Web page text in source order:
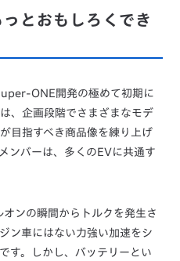
とおもしろくでき
ONE開発の極めて初期に
、企画段階でさまざまなモデ
目指すべき商品像を練り上げ
ンバーは、多くのEVに共通す
ンの瞬間からトルクを発生さ
ン車にはない力強い加速をシ
す。しかし、バッテリーとい